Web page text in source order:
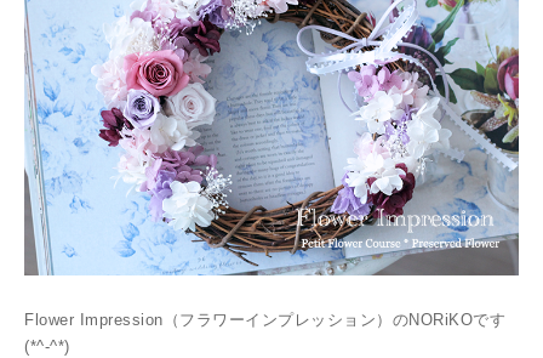
Flower Impression（フラワーインプレッション）のNORiKOです
(*^-^*)